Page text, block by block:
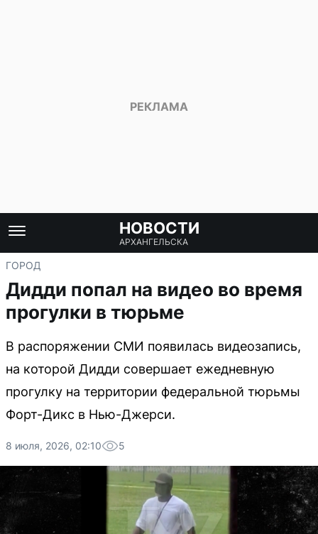
НОВОСТИ
АРХАНГЕЛЬСКА
ГОРОД
Дидди попал на видео во время
прогулки в тюрьме
В распоряжении СМИ появилась видеозапись,
на которой Дидди совершает ежедневную
прогулку на территории федеральной тюрьмы
Форт-Дикс в Нью-Джерси.
8 июля, 2026, 02:10 5